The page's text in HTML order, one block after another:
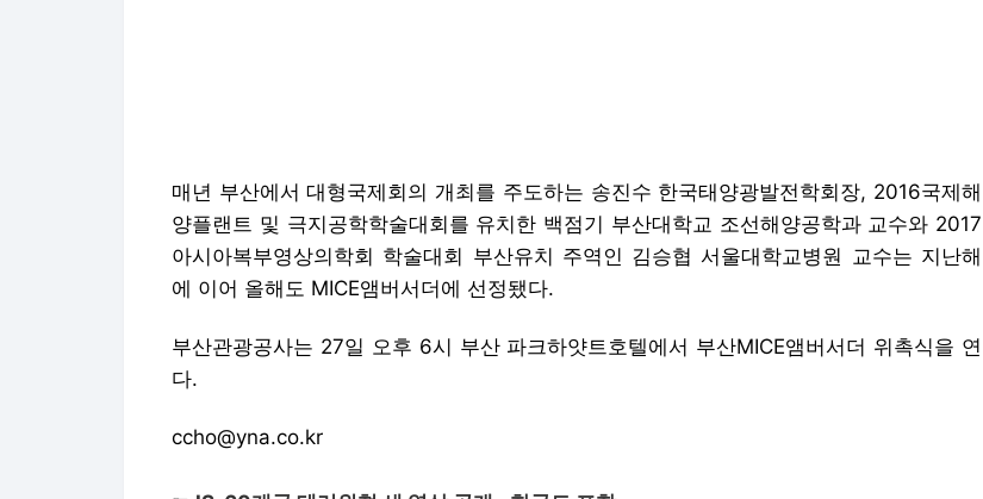
매년 부산에서 대형국제회의 개최를 주도하는 송진수 한국태양광발전학회장, 2016국제해
양플랜트 및 극지공학학술대회를 유치한 백점기 부산대학교 조선해양공학과 교수와 2017
아시아복부영상의학회 학술대회 부산유치 주역인 김승협 서울대학교병원 교수는 지난해
에 이어 올해도 MICE앰버서더에 선정됐다.
부산관광공사는 27일 오후 6시 부산 파크하얏트호텔에서 부산MICE앰버서더 위촉식을 연
다.
ccho@yna.co.kr